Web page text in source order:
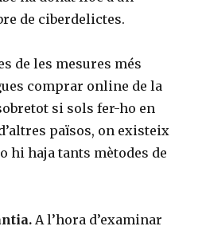
de ciberdelictes.
de les mesures més
comprar online de la
si sols fer-ho en
països, on existeix
hi haja tants mètodes de
A l’hora d’examinar